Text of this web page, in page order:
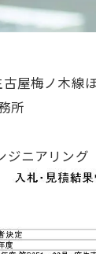
屋梅ノ木線
所
ジニアリング